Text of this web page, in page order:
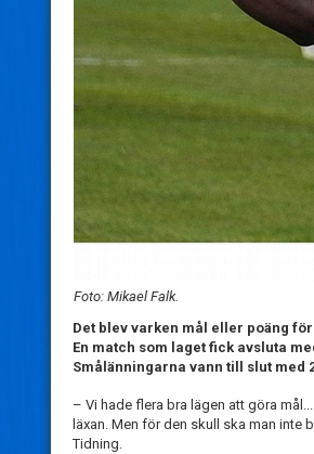
Foto: Mikael Falk.
Det blev varken mål eller poäng
En match som laget fick avsluta
Smålänningarna vann till slut
– Vi hade flera bra lägen att göra
läxan. Men för den skull ska man
Tidning.